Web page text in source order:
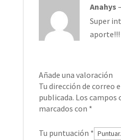
Anahys –
Super
aporte!!!
Añade una valoración
Tu dirección de correo
publicada. Los
marcados con *
Tu puntuación *